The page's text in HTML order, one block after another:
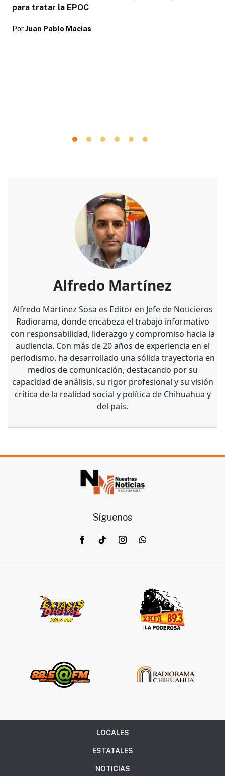
para tratar la EPOC
Por Juan Pablo Macias
Alfredo Martínez
Alfredo Martínez Sosa es Editor en Jefe de Noticieros
Radiorama, donde encabeza el trabajo informativo
con responsabilidad, liderazgo y compromiso hacia la
audiencia. Con más de 20 años de experiencia en el
periodismo, ha desarrollado una sólida trayectoria en
medios de comunicación, destacando por su
capacidad de análisis, su rigor profesional y su visión
crítica de la realidad social y política de Chihuahua y
del país.
Síguenos
LOCALES
ESTATALES
NOTICIAS